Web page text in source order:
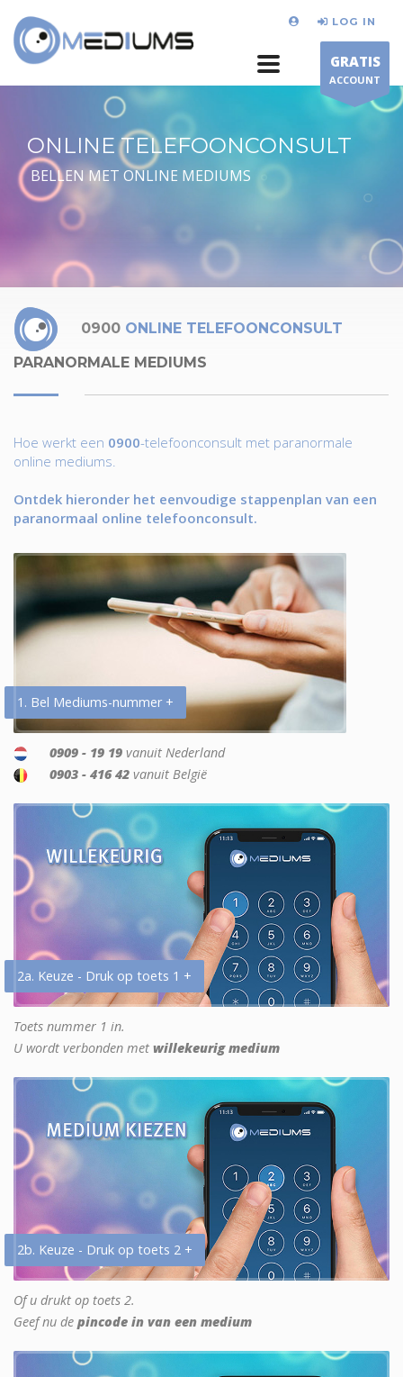
LOG IN
GRATIS
ACCOUNT
ONLINE TELEFOONCONSULT
BELLEN MET ONLINE MEDIUMS
0900 ONLINE TELEFOONCONSULT
PARANORMALE MEDIUMS
Hoe werkt een 0900-telefoonconsult met paranormale
online mediums.
Ontdek hieronder het eenvoudige stappenplan van een
paranormaal online telefoonconsult.
1. Bel Mediums-nummer +
0909 - 19 19 vanuit Nederland
0903 - 416 42 vanuit België
2a. Keuze - Druk op toets 1 +
Toets nummer 1 in.
U wordt verbonden met willekeurig medium
2b. Keuze - Druk op toets 2 +
Of u drukt op toets 2.
Geef nu de pincode in van een medium